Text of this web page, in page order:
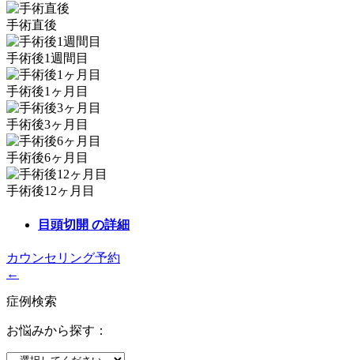
手術直後
手術後1週間目
手術後1ヶ月目
手術後3ヶ月目
手術後6ヶ月目
手術後12ヶ月目
目頭切開 の詳細
カウンセリング予約
←
症例検索
お悩みから探す：